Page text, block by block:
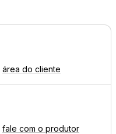
área do cliente
fale com o produtor